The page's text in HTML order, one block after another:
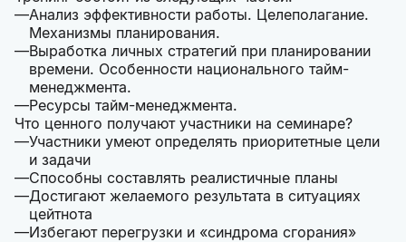
Анализ эффективности работы. Целеполагание.
Механизмы планирования.
Выработка личных стратегий при планировании
времени. Особенности национального тайм-
менеджмента.
Ресурсы тайм-менеджмента.
Что ценного получают участники на семинаре?
Участники умеют определять приоритетные цели
и задачи
Способны составлять реалистичные планы
Достигают желаемого результата в ситуациях
цейтнота
Избегают перегрузки и «синдрома сгорания»